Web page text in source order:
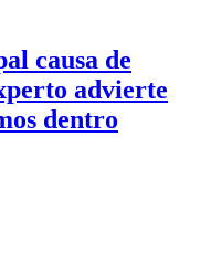
causa de
advierte
dentro